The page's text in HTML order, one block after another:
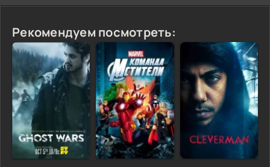
Рекомендуем посмотреть: